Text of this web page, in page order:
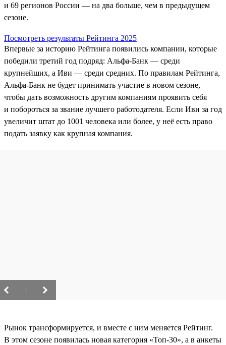
и 69 регионов России — на два больше, чем в предыдущем
сезоне.
Посмотреть результаты Рейтинга 2025
Впервые за историю Рейтинга появились компании, которые
победили третий год подряд: Альфа-Банк — среди
крупнейших, а Иви — среди средних. По правилам Рейтинга,
Альфа‑Банк не будет принимать участие в новом сезоне,
чтобы дать возможность другим компаниям проявить себя
и побороться за звание лучшего работодателя. Если Иви за год
увеличит штат до 1001 человека или более, у неё есть право
подать заявку как крупная компания.
Рынок трансформируется, и вместе с ним меняется Рейтинг.
В этом сезоне появилась новая категория «Топ-30», а в анкеты